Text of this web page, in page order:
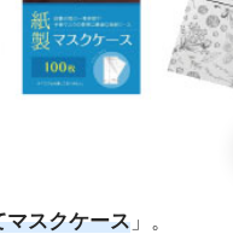
マスクケース 」。